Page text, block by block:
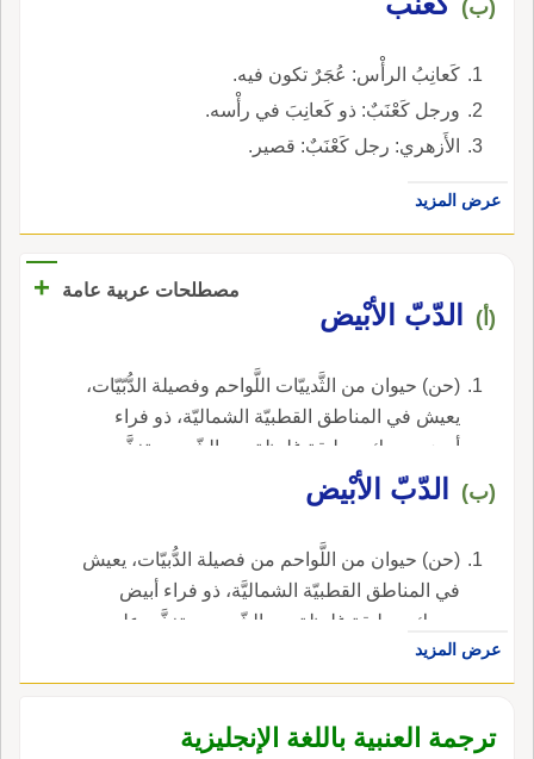
(ب)
كَعانِبُ الرأْس: عُجَرٌ تكون فيه.
ورجل كَعْنَبٌ: ذو كَعانِبَ في رأْسه.
الأَزهري: رجل كَعْنَبٌ: قصير.
عرض المزيد
مصطلحات عربية عامة +
(أ) الدّبّ الأبْيض
(حن) حيوان من الثَّدييّات اللَّواحم وفصيلة الدُّبّيّات،
يعيش في المناطق القطبيّة الشماليّة، ذو فراء
أبيض سميك، وطبقة غليظة من الشّحم، يتغذَّى
على الأسماك والأعشاب.
(ب) الدّبّ الأبْيض
(حن) حيوان من اللَّواحم من فصيلة الدُّبيّات، يعيش
في المناطق القطبيّة الشماليَّة، ذو فراء أبيض
سميك، وطبقة غليظة من الشّحم، ويتغذَّى على
الأسماك والأعشاب.عرض المزيد
ترجمة العنبية باللغة الإنجليزية